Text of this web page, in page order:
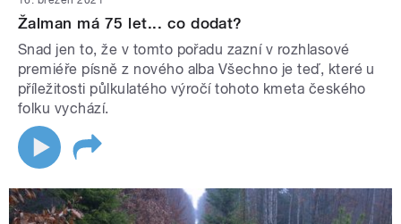
Žalman má 75 let... co dodat?
Snad jen to, že v tomto pořadu zazní v rozhlasové
premiéře písně z nového alba Všechno je teď, které u
příležitosti půlkulatého výročí tohoto kmeta českého
folku vychází.